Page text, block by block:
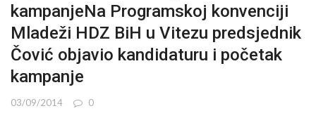
kampanjeNa Programskoj konvenciji
Mladeži HDZ BiH u Vitezu predsjednik
Čović objavio kandidaturu i početak
kampanje
03/09/2014 0